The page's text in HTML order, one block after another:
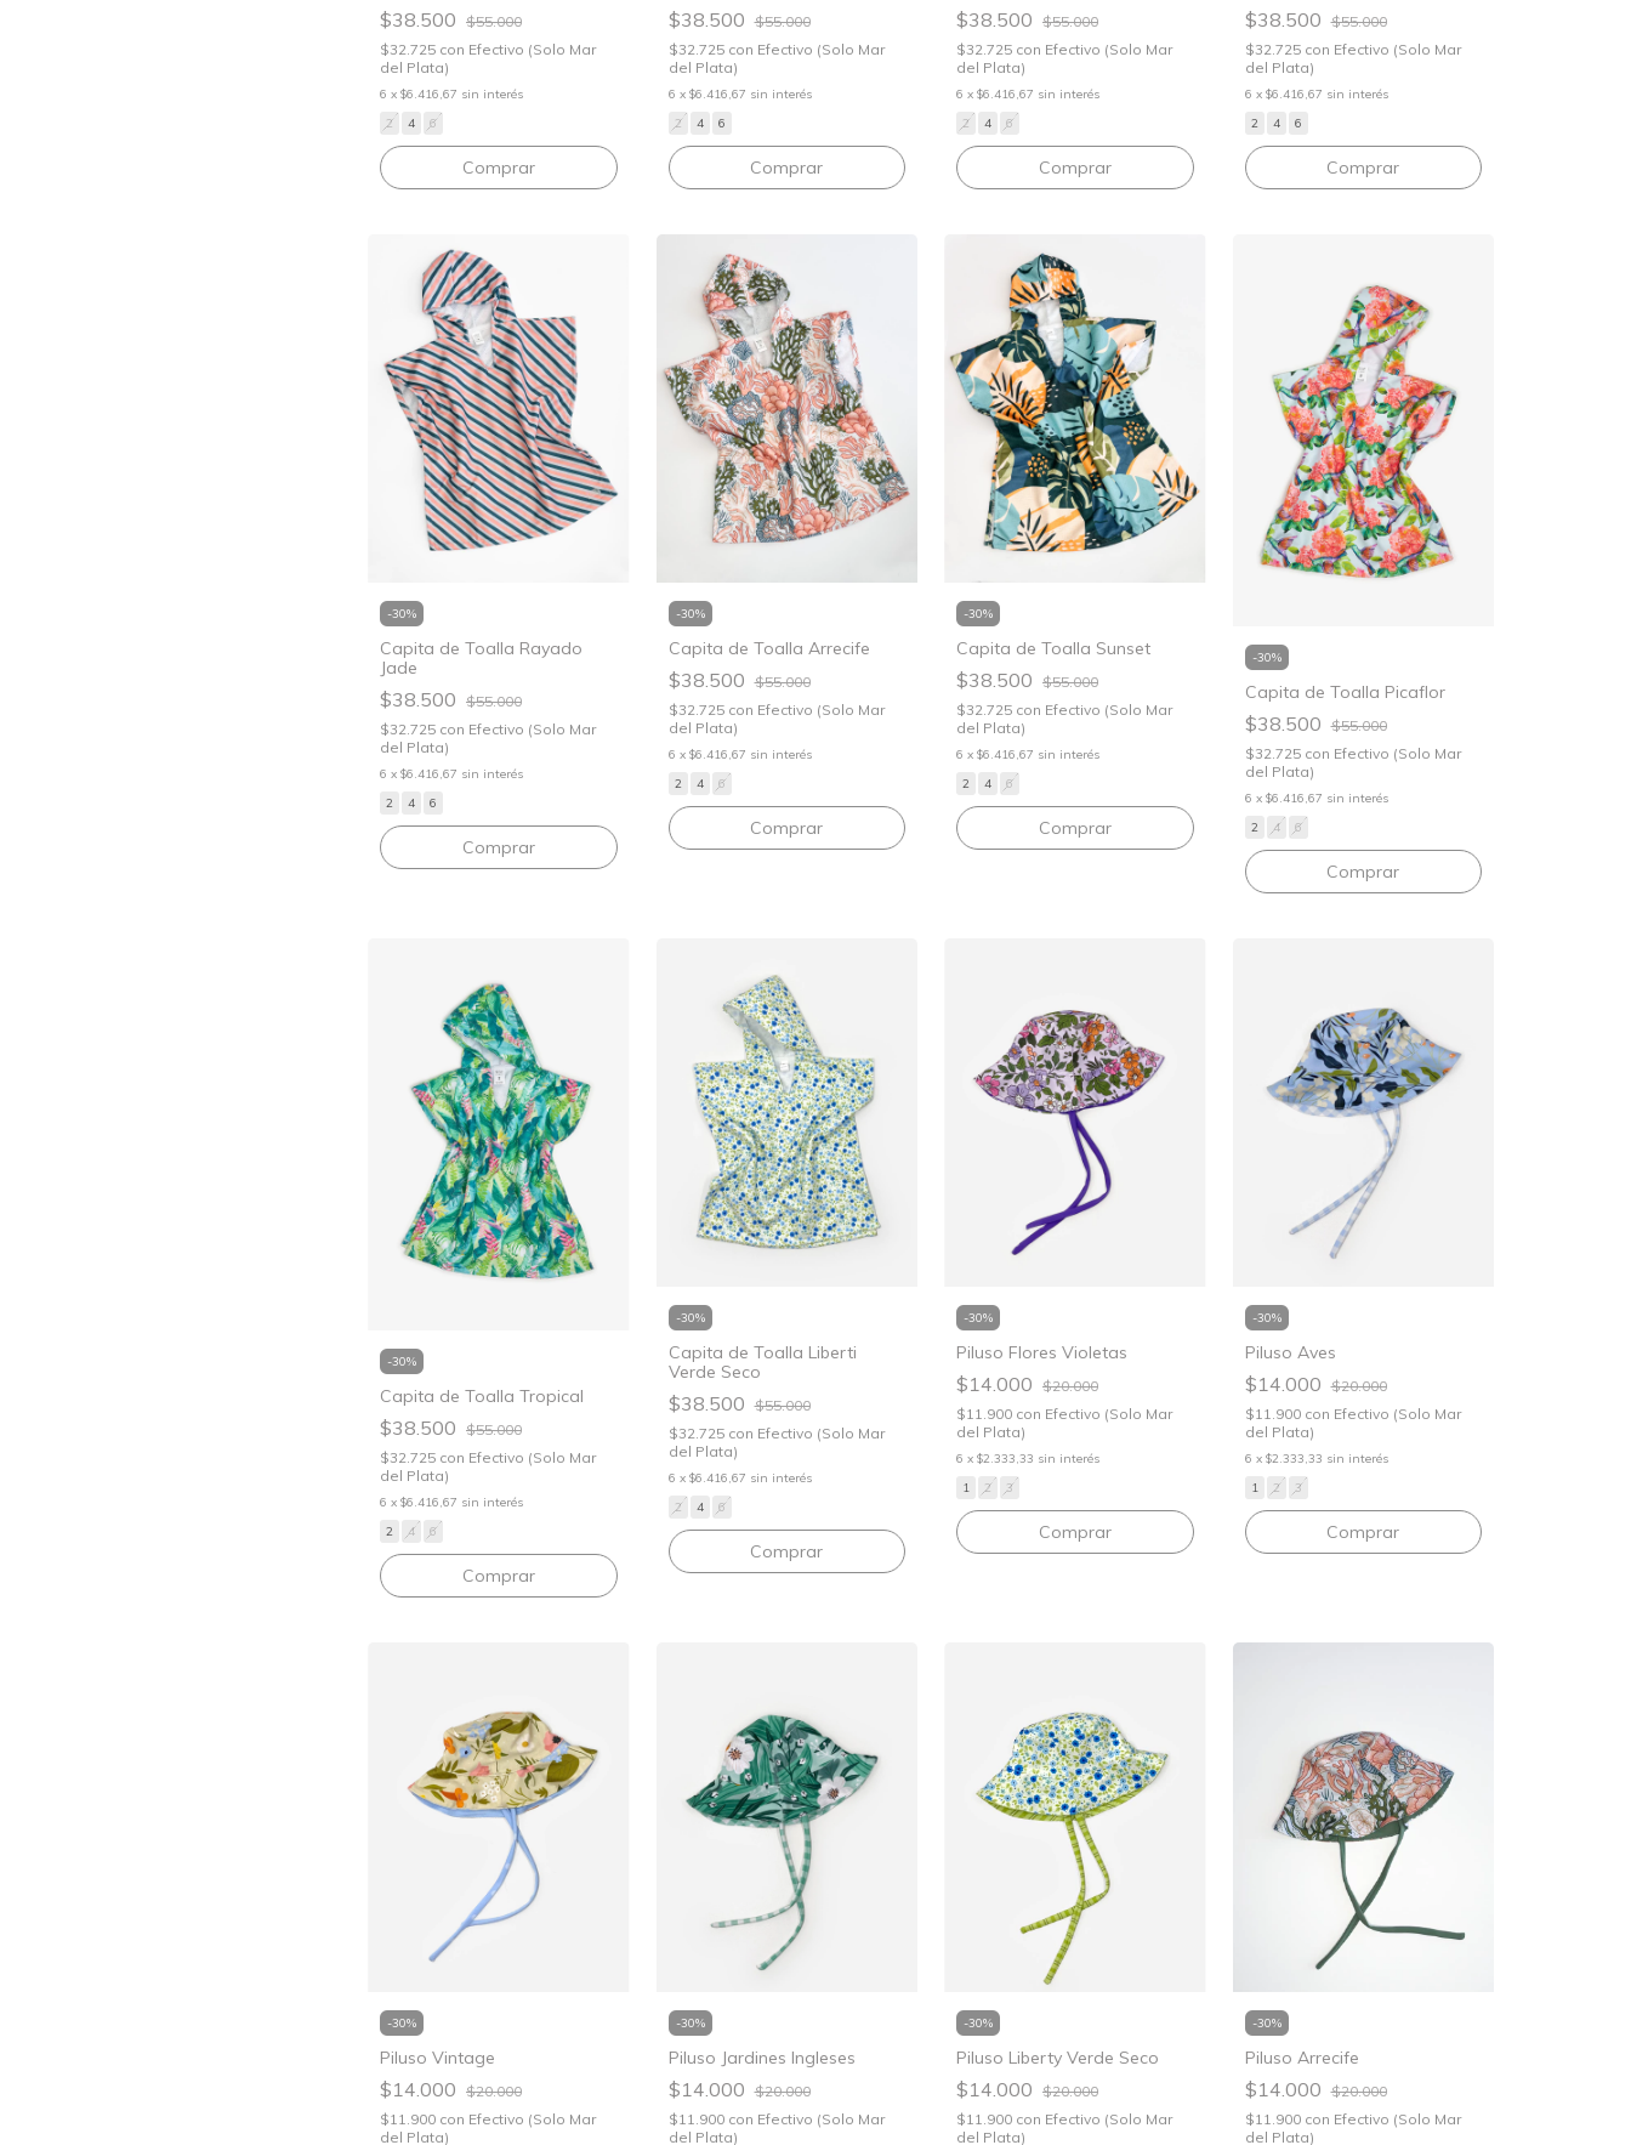
$38.500 $55.000
$32.725 con Efectivo (Solo Mar
del Plata)
6 x $6.416,67 sin interés
2
4 6
Comprar
$38.500 $55.000
$32.725 con Efectivo (Solo Mar
del Plata)
6 x $6.416,67 sin interés
2
4 6
Comprar
$38.500 $55.000
$32.725 con Efectivo (Solo Mar
del Plata)
6 x $6.416,67 sin interés
2
4 6
Comprar
$38.500 $55.000
$32.725 con Efectivo (Solo Mar
del Plata)
6 x $6.416,67 sin interés
2
4 6
Comprar
-30%
Capita de Toalla Rayado
Jade
$38.500 $55.000
$32.725 con Efectivo (Solo Mar
del Plata)
6 x $6.416,67 sin interés
2
4 6
Comprar
-30%
Capita de Toalla Arrecife
$38.500 $55.000
$32.725 con Efectivo (Solo Mar
del Plata)
6 x $6.416,67 sin interés
2
4 6
Comprar
-30%
Capita de Toalla Sunset
$38.500 $55.000
$32.725 con Efectivo (Solo Mar
del Plata)
6 x $6.416,67 sin interés
2
4 6
Comprar
-30%
Capita de Toalla Picaflor
$38.500 $55.000
$32.725 con Efectivo (Solo Mar
del Plata)
6 x $6.416,67 sin interés
2
4 6
Comprar
-30%
Capita de Toalla Tropical
$38.500 $55.000
$32.725 con Efectivo (Solo Mar
del Plata)
6 x $6.416,67 sin interés
2
4 6
Comprar
-30%
Capita de Toalla Liberti
Verde Seco
$38.500 $55.000
$32.725 con Efectivo (Solo Mar
del Plata)
6 x $6.416,67 sin interés
2
4 6
Comprar
-30%
Piluso Flores Violetas
$14.000 $20.000
$11.900 con Efectivo (Solo Mar
del Plata)
6 x $2.333,33 sin interés
1
2 3
Comprar
-30%
Piluso Aves
$14.000 $20.000
$11.900 con Efectivo (Solo Mar
del Plata)
6 x $2.333,33 sin interés
1
2 3
Comprar
-30%
Piluso Vintage
$14.000 $20.000
$11.900 con Efectivo (Solo Mar
del Plata)
-30%
Piluso Jardines Ingleses
$14.000 $20.000
$11.900 con Efectivo (Solo Mar
del Plata)
-30%
Piluso Liberty Verde Seco
$14.000 $20.000
$11.900 con Efectivo (Solo Mar
del Plata)
-30%
Piluso Arrecife
$14.000 $20.000
$11.900 con Efectivo (Solo Mar
del Plata)